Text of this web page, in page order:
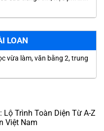
LOAN
vừa làm, văn bằng 2, trung
Lộ Trình Toàn Diện Từ A-Z
Việt Nam